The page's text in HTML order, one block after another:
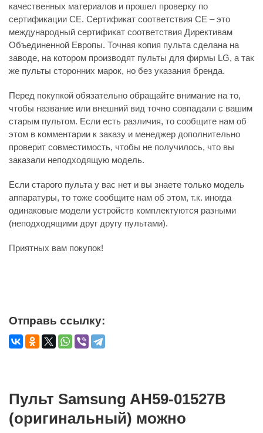
качественных материалов и прошел проверку по
сертификации CE. Сертификат соответствия СЕ – это
международный сертификат соответствия Директивам
Объединенной Европы. Точная копия пульта сделана на
заводе, на котором производят пульты для фирмы LG, а так
же пульты сторонних марок, но без указания бренда.
Перед покупкой обязательно обращайте внимание на то,
чтобы название или внешний вид точно совпадали с вашим
старым пультом. Если есть различия, то сообщите нам об
этом в комментарии к заказу и менеджер дополнительно
проверит совместимость, чтобы не получилось, что вы
заказали неподходящую модель.
Если старого пульта у вас нет и вы знаете только модель
аппаратуры, то тоже сообщите нам об этом, т.к. иногда
одинаковые модели устройств комплектуются разными
(неподходящими друг другу пультами).
Приятных вам покупок!
Отправь ссылку:
Пульт Samsung AH59-01527B
(оригинальный) можно